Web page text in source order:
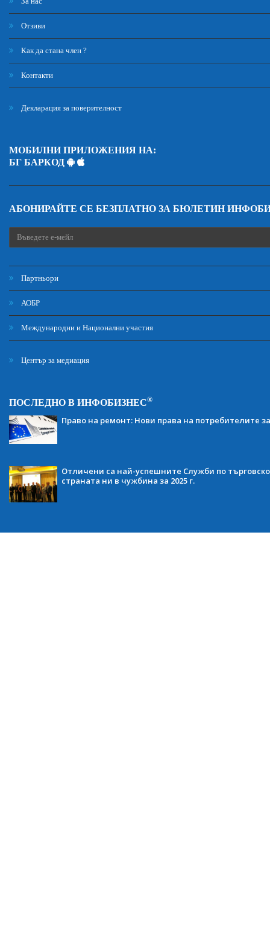
Отзиви
Как да стана член ?
Контакти
Декларация за поверителност
МОБИЛНИ ПРИЛОЖЕНИЯ НА:
БГ БАРКОД
АБОНИРАЙТЕ СЕ БЕЗПЛАТНО ЗА БЮЛЕТИН
Партньори
АОБР
Международни и Национални участия
Център за медиация
ПОСЛЕДНО В ИНФОБИЗНЕС®
Право на ремонт: Нови права на потребителите
Отличени са най-успешните Служби по
страната ни в чужбина за 2025 г.